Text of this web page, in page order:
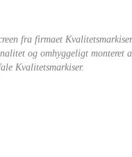
fra firmaet
og omhyggeligt monteret
Kvalitetsmarkiser.